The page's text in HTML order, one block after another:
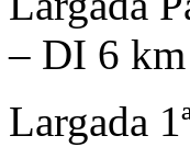
– DI 6 km
Largada